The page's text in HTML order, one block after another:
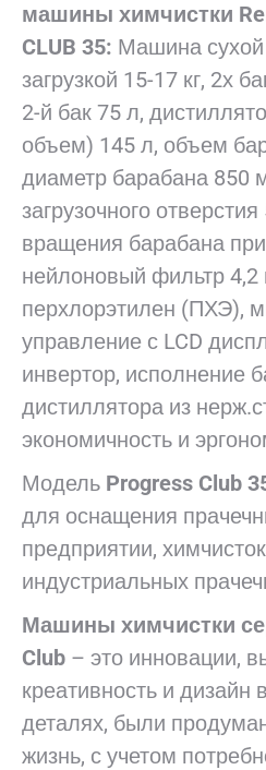
машины химчистки
CLUB 35: Машина сухой
загрузкой 15-17 кг, 2х
2-й бак 75 л,
объем) 145 л, объем
диаметр барабана 850
загрузочного
вращения барабана
нейлоновый фильтр 4,2
перхлорэтилен (ПХЭ),
управление с LCD
инвертор, исполнение
дистиллятора из
экономичность и
Модель Progress Club
для оснащения
предприятии,
индустриальных
Машины химчистки
Club – это инновации,
креативность и дизайн
деталях, были
жизнь, с учетом